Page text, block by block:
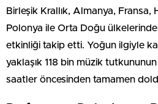
Birleşik Krallık, Almanya, Fransa,
Polonya ile Orta Doğu
etkinliği takip etti. Yoğun ilgiyle
yaklaşık 118 bin müzik
saatler öncesinden tamamen